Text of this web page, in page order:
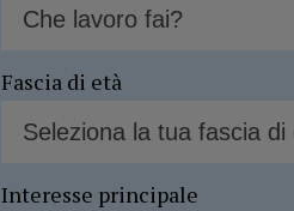
Fascia di età
Interesse principale